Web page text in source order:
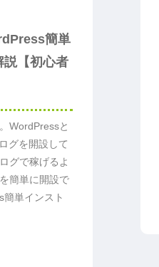
簡単
説【初心者
WordPressと
グを開設して
グで稼げるよ
簡単に開設で
単インスト